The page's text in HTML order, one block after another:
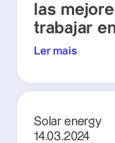
las
trabajar
Ler mais
Solar energy
14.03.2024